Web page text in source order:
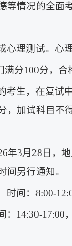
等情况的全面考
心理测试。心
分100分，合
考生，在复试
，加试科目不
年3月28日，
间另行通知。
间：8:00-
14:30-17:00